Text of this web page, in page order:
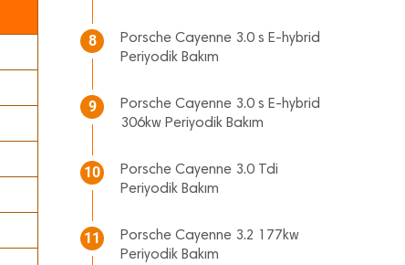
8
Porsche Cayenne 3.0 s E-hybrid
Periyodik Bakım
9
Porsche Cayenne 3.0 s E-hybrid
306kw Periyodik Bakım
10
Porsche Cayenne 3.0 Tdi
Periyodik Bakım
11
Porsche Cayenne 3.2 177kw
Periyodik Bakım